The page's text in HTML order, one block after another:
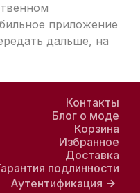
приложение
дальше, на
Контакты
Блог о моде
Корзина
Избранное
Доставка
подлинности
Аутентификация